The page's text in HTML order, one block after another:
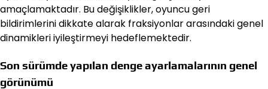
amaçlamaktadır. Bu değişiklikler, oyuncu geri
bildirimlerini dikkate alarak fraksiyonlar arasındaki genel
dinamikleri iyileştirmeyi hedeflemektedir.
Son sürümde yapılan denge ayarlamalarının genel
görünümü